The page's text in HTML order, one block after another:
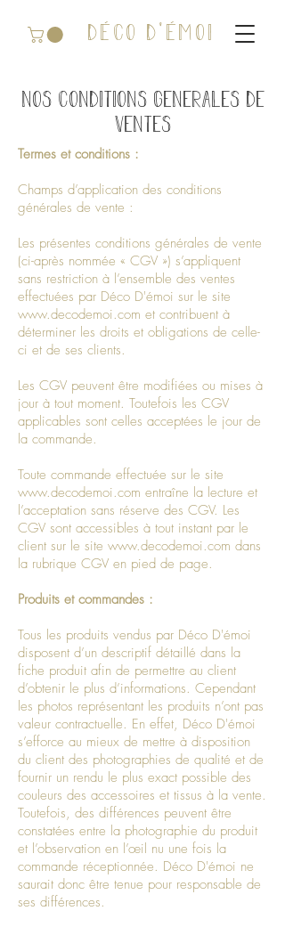
DÉCO D'ÉMOI
NOS CONDITIONS GENERALES DE
VENTES
Termes et conditions :
Champs d’application des conditions
générales de vente :
Les présentes conditions générales de vente
(ci-après nommée « CGV ») s’appliquent
sans restriction à l’ensemble des ventes
effectuées par Déco D'émoi sur le site
www.decodemoi.com et contribuent à
déterminer les droits et obligations de celle-
ci et de ses clients.
Les CGV peuvent être modifiées ou mises à
jour à tout moment. Toutefois les CGV
applicables sont celles acceptées le jour de
la commande.
Toute commande effectuée sur le site
www.decodemoi.com entraîne la lecture et
l’acceptation sans réserve des CGV. Les
CGV sont accessibles à tout instant par le
client sur le site www.decodemoi.com dans
la rubrique CGV en pied de page.
Produits et commandes :
Tous les produits vendus par Déco D'émoi
disposent d’un descriptif détaillé dans la
fiche produit afin de permettre au client
d’obtenir le plus d’informations. Cependant
les photos représentant les produits n’ont pas
valeur contractuelle. En effet, Déco D'émoi
s’efforce au mieux de mettre à disposition
du client des photographies de qualité et de
fournir un rendu le plus exact possible des
couleurs des accessoires et tissus à la vente.
Toutefois, des différences peuvent être
constatées entre la photographie du produit
et l’observation en l’œil nu une fois la
commande réceptionnée. Déco D'émoi ne
saurait donc être tenue pour responsable de
ses différences.